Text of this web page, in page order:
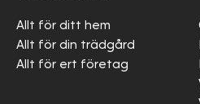
Allt för ditt hem
Allt för din trädgård
Allt för ert företag